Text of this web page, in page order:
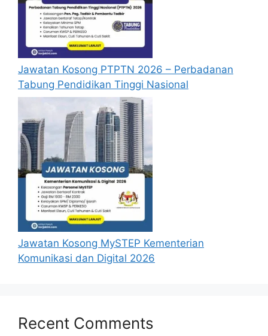
Jawatan Kosong PTPTN 2026 – Perbadanan
Tabung Pendidikan Tinggi Nasional
Jawatan Kosong MySTEP Kementerian
Komunikasi dan Digital 2026
Recent Comments